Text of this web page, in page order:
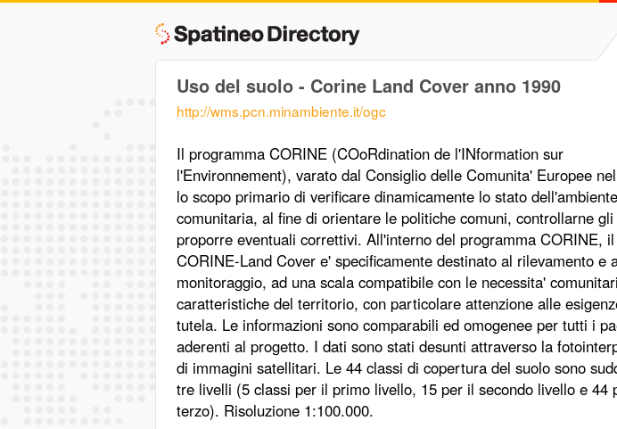
Uso del suolo - Corine Land Cover anno 1990
http://wms.pcn.minambiente.it/ogc
Il programma CORINE (COoRdination de l'INformation sur
l'Environnement), varato dal Consiglio delle Comunita' Europee
lo scopo primario di verificare dinamicamente lo stato
comunitaria, al fine di orientare le politiche comuni, controllarne
proporre eventuali correttivi. All'interno del programma CORINE,
CORINE-Land Cover e' specificamente destinato al rilevamento e
monitoraggio, ad una scala compatibile con le necessita'
caratteristiche del territorio, con particolare attenzione alle
tutela. Le informazioni sono comparabili ed omogenee per tutti i
aderenti al progetto. I dati sono stati desunti attraverso la
di immagini satellitari. Le 44 classi di copertura del suolo sono
tre livelli (5 classi per il primo livello, 15 per il secondo livello e 44
terzo). Risoluzione 1:100.000.